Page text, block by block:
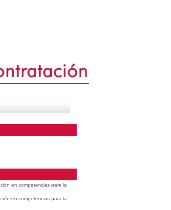
en competencias para la
en competencias para la